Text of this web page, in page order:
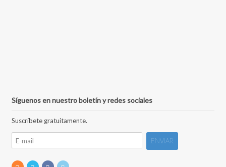
Síguenos en nuestro boletín y redes sociales
Suscríbete gratuitamente.